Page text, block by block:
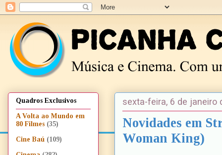
sexta-feira, 6 de janeiro
Novidades em
Woman King)
Quadros Exclusivos
A Volta ao Mundo em
80 Filmes (35)
Cine Baú (109)